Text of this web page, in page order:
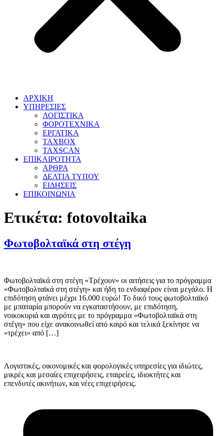
ΑΡΧΙΚΗ
ΥΠΗΡΕΣΙΕΣ
ΛΟΓΙΣΤΙΚΑ
ΦΟΡΟΤΕΧΝΙΚΑ
ΕΡΓΑΤΙΚΑ
TAXBOX
TAXSCAN
ΕΠΙΚΑΙΡΟΤΗΤΑ
ΑΡΘΡΑ
ΔΕΛΤΙΑ ΤΥΠΟΥ
ΕΙΔΗΣΕΙΣ
ΕΠΙΚΟΙΝΩΝΙΑ
Ετικέτα: fotovoltaika
Φωτοβολταϊκά στη στέγη
Φωτοβολταϊκά στη στέγη «Τρέχουν» οι αιτήσεις για το πρόγραμμα
«Φωτοβολταϊκά στη στέγη» και ήδη το ενδιαφέρον είναι μεγάλο. Η
επιδότηση φτάνει μέχρι 16.000 ευρώ! Το δικό τους φωτοβολταϊκό
με μπαταρία μπορούν να εγκαταστήσουν, με επιδότηση,
νοικοκυριά και αγρότες με το πρόγραμμα «Φωτοβολταϊκά στη
στέγη» που είχε ανακοινωθεί από καιρό και τελικά ξεκίνησε να
«τρέχει» από […]
Λογιστικές, οικονομικές και φορολογικές υπηρεσίες για ιδιώτες,
μικρές και μεσαίες επιχειρήσεις, εταιρείες, ιδιοκτήτες και
επενδυτές ακινήτων, και νέες επιχειρήσεις.